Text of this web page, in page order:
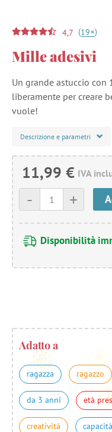
4,7 (19+)
Mille adesivi
Un grande astuccio con
liberamente per creare
vuole!
Descrizione e parametri
11,99 € IVA
+
-
Disponibilità
Adatto a
ragazza ragazzo
da 3 anni età
creatività